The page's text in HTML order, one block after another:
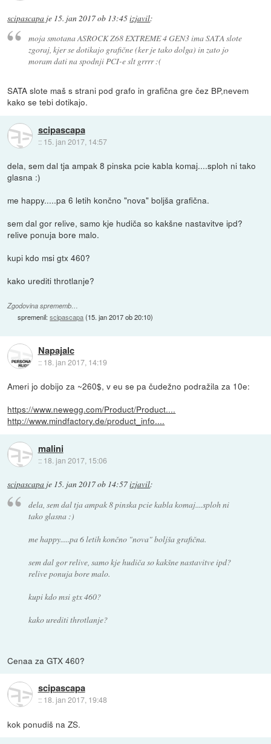
scipascapa je 15. jan 2017 ob 13:45izjavil:
moja smotana ASROCK Z68 EXTREME 4 GEN3 ima SATA slote
zgoraj, kjer se dotikajo grafične (ker je tako dolga) in zato jo
moram dati na spodnji PCI-e slt grrrr :(
SATA slote maš s strani pod grafo in grafična gre čez BP,nevem
kako se tebi dotikajo.
scipascapa
:: 15. jan 2017, 14:57
dela, sem dal tja ampak 8 pinska pcie kabla komaj....sploh ni tako
glasna :)
me happy.....pa 6 letih končno "nova" boljša grafična.
sem dal gor relive, samo kje hudiča so kakšne nastavitve ipd?
relive ponuja bore malo.
kupi kdo msi gtx 460?
kako urediti throtlanje?
Zgodovina sprememb…
spremenil:scipascapa(15. jan 2017 ob 20:10)
Napajalc
:: 18. jan 2017, 14:19
Ameri jo dobijo za ~260$, v eu se pa čudežno podražila za 10e:
https://www.newegg.com/Product/Product....
http://www.mindfactory.de/product_info....
malini
:: 18. jan 2017, 15:06
scipascapa je 15. jan 2017 ob 14:57izjavil:
dela, sem dal tja ampak 8 pinska pcie kabla komaj....sploh ni
tako glasna :)
me happy.....pa 6 letih končno "nova" boljša grafična.
sem dal gor relive, samo kje hudiča so kakšne nastavitve ipd?
relive ponuja bore malo.
kupi kdo msi gtx 460?
kako urediti throtlanje?
Cenaa za GTX 460?
scipascapa
:: 18. jan 2017, 19:48
kok ponudiš na ZS.